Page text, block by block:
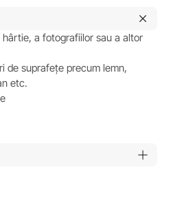
a fotografiilor sau a altor
de suprafețe precum lemn,
etc.